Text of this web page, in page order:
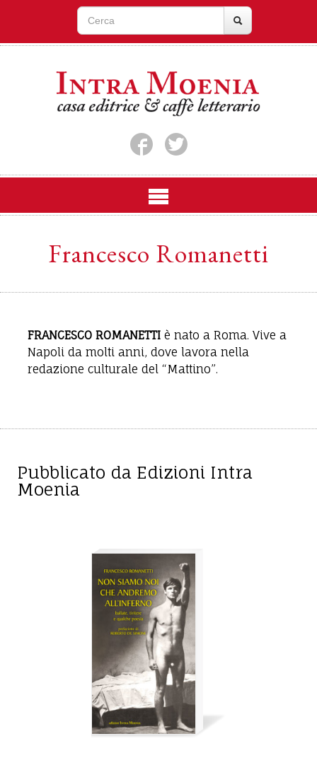
Francesco Romanetti
FRANCESCO ROMANETTI è nato a Roma. Vive a
Napoli da molti anni, dove lavora nella
redazione culturale del “Mattino”.
Pubblicato da Edizioni Intra
Moenia